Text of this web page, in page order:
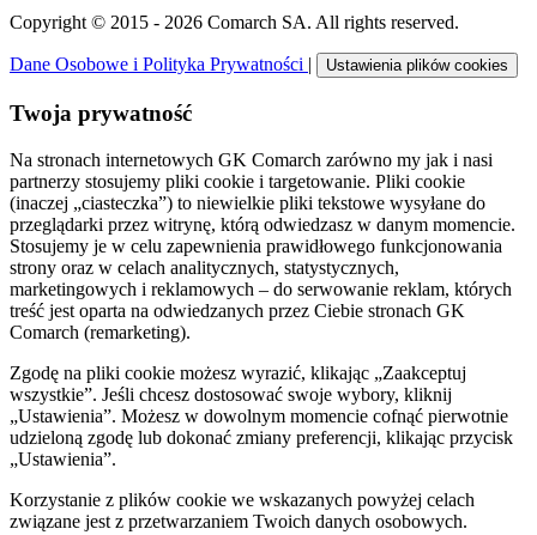
Copyright © 2015 - 2026 Comarch SA. All rights reserved.
Dane Osobowe i Polityka Prywatności Ustawienia plików cookies
Twoja prywatność
Na stronach internetowych GK Comarch zarówno my jak i nasi
partnerzy stosujemy pliki cookie i targetowanie. Pliki cookie
(inaczej „ciasteczka”) to niewielkie pliki tekstowe wysyłane do
przeglądarki przez witrynę, którą odwiedzasz w danym momencie.
Stosujemy je w celu zapewnienia prawidłowego funkcjonowania
strony oraz w celach analitycznych, statystycznych,
marketingowych i reklamowych – do serwowanie reklam, których
treść jest oparta na odwiedzanych przez Ciebie stronach GK
Comarch (remarketing).
Zgodę na pliki cookie możesz wyrazić, klikając „Zaakceptuj
wszystkie”. Jeśli chcesz dostosować swoje wybory, kliknij
„Ustawienia”. Możesz w dowolnym momencie cofnąć pierwotnie
udzieloną zgodę lub dokonać zmiany preferencji, klikając przycisk
„Ustawienia”.
Korzystanie z plików cookie we wskazanych powyżej celach
związane jest z przetwarzaniem Twoich danych osobowych.